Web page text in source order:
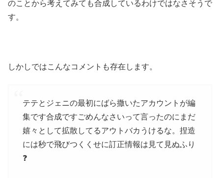
のことから考えてみても合成しているわけではなさそうで
す。
しかしではこんなコメントも存在します。
テテとジェニの最初にばら撒いたアカウントが編
集です合成ですごめんなさいって言ったのにまだ
嬉々として拡散してるアウトバカうけるな。捏造
には秒で飛びつくくせに訂正情報は見て見ぬふり
❓